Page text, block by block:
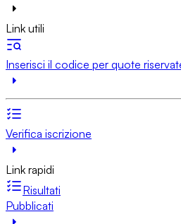
Link utili
Inserisci il codice per quote
Verifica iscrizione
Link rapidi
Risultati
Pubblicati